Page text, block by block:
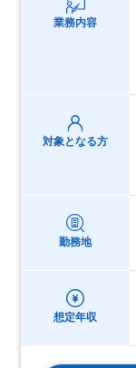
業務内容
対象となる方
勤務地
想定年収